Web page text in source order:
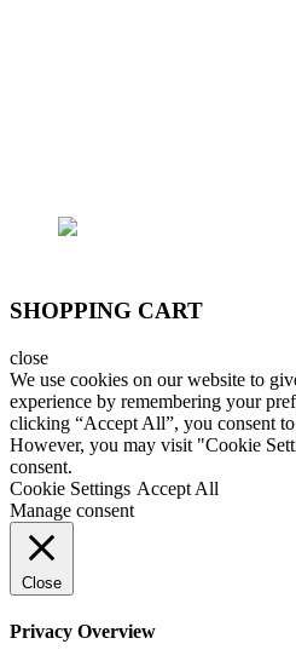
SHOPPING CART
close
We use cookies on our website to
experience by remembering your
clicking “Accept All”, you consent
However, you may visit "Cookie
consent.
Cookie Settings Accept All
Manage consent
Close
Privacy Overview